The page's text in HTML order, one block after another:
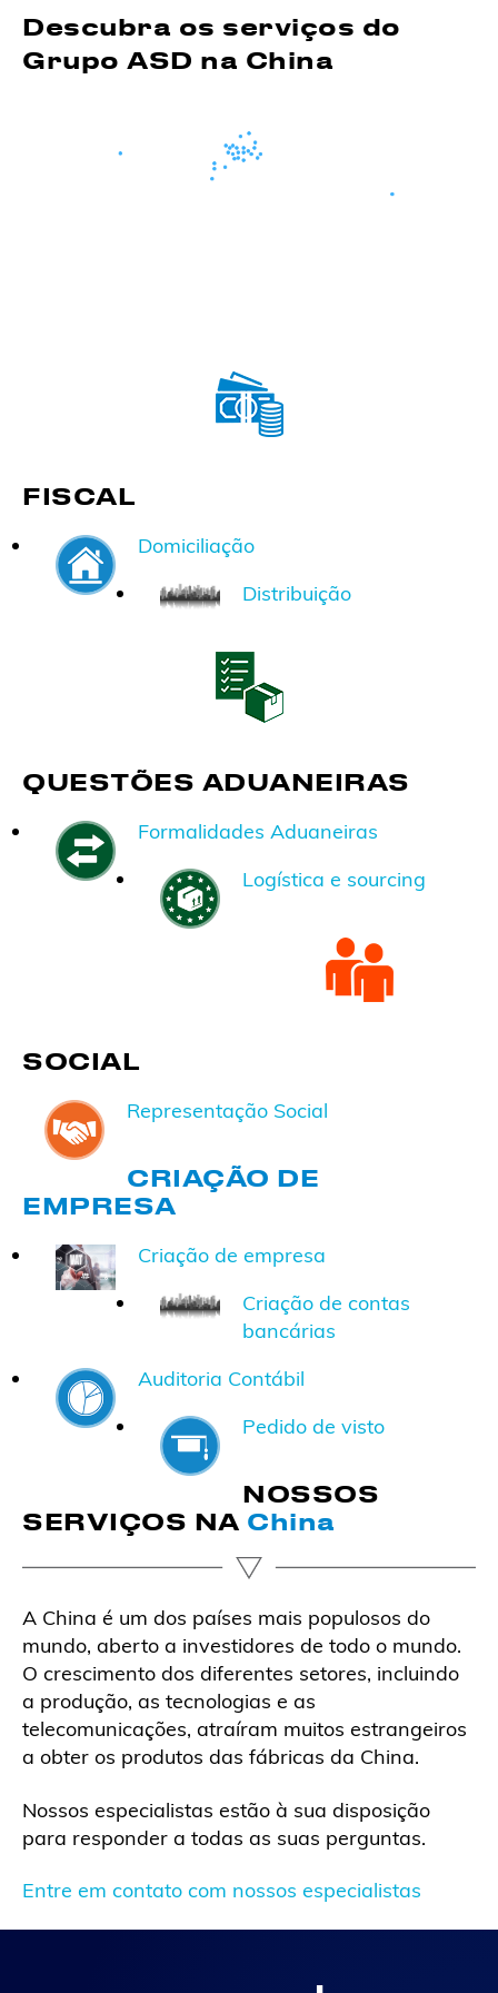
Descubra os serviços do
Grupo ASD na China
FISCAL
Domiciliação
Distribuição
QUESTÕES ADUANEIRAS
Formalidades Aduaneiras
Logística e sourcing
SOCIAL
Representação Social
CRIAÇÃO DE
EMPRESA
Criação de empresa
Criação de contas
bancárias
Auditoria Contábil
Pedido de visto
NOSSOS
SERVIÇOS NA China
A China é um dos países mais populosos do
mundo, aberto a investidores de todo o mundo.
O crescimento dos diferentes setores, incluindo
a produção, as tecnologias e as
telecomunicações, atraíram muitos estrangeiros
a obter os produtos das fábricas da China.
Nossos especialistas estão à sua disposição
para responder a todas as suas perguntas.
Entre em contato com nossos especialistas